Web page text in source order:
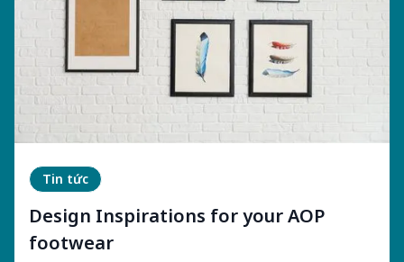
Tin tức
Design Inspirations for your AOP
footwear